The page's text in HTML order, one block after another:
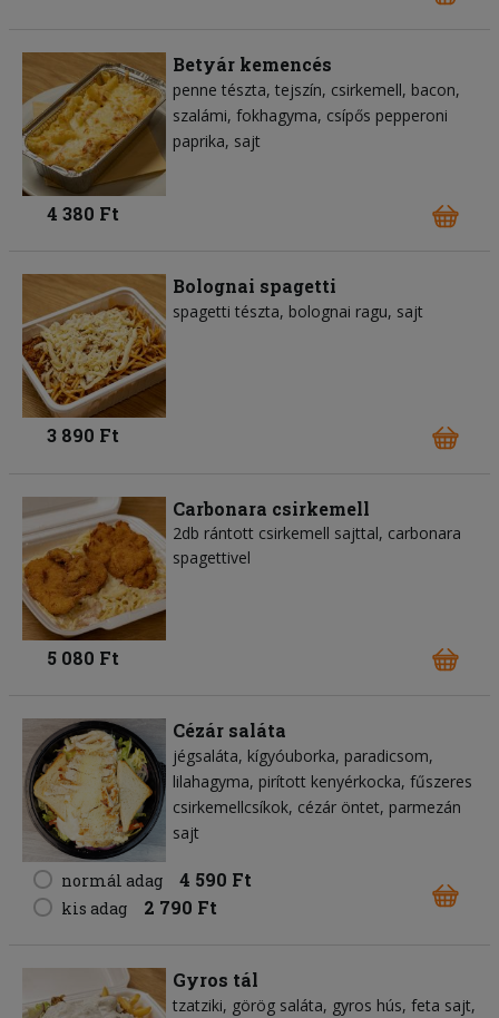
Betyár kemencés
penne tészta tejszín csirkemell bacon
szalámi fokhagyma csípős pepperoni
paprika sajt
4 380 Ft
Bolognai spagetti
spagetti tészta bolognai ragu sajt
3 890 Ft
Carbonara csirkemell
2db rántott csirkemell sajttal, carbonara
spagettivel
5 080 Ft
Cézár saláta
jégsaláta kígyóuborka paradicsom
lilahagyma pirított kenyérkocka fűszeres
csirkemellcsíkok cézár öntet parmezán
sajt
normál adag 4 590 Ft
kis adag 2 790 Ft
Gyros tál
tzatziki görög saláta gyros hús feta sajt